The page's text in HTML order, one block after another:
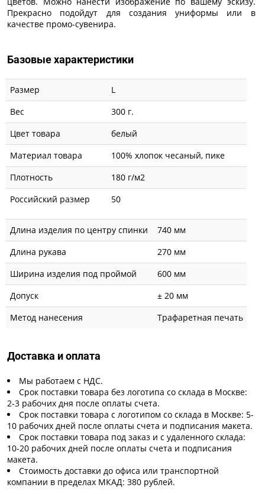
Прекрасно подойдут для создания униформы или в
качестве промо-сувенира.
Базовые характеристики
Размер
L
Вес
300 г.
Цвет товара
белый
Материал товара
100% хлопок чесаный, пике
Плотность
180 г/м2
Российский размер
50
Длина изделия по центру спинки
740 мм
Длина рукава
270 мм
Ширина изделия под проймой
600 мм
Допуск
± 20 мм
Метод нанесения
Трафаретная печать
Доставка и оплата
Мы работаем с НДС.
Срок поставки товара без логотипа со склада в Москве:
2-3 рабочих дня после оплаты счета.
Срок поставки товара с логотипом со склада в Москве: 5-
10 рабочих дней после оплаты счета и подписания макета.
Срок поставки товара под заказ и с удаленного склада:
10-20 рабочих дней после оплаты счета и подписания
макета.
Стоимость доставки до офиса или транспортной
компании в пределах МКАД: 380 рублей.